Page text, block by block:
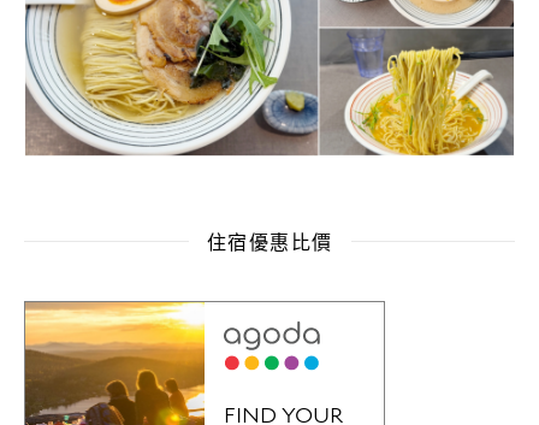
住宿優惠比價